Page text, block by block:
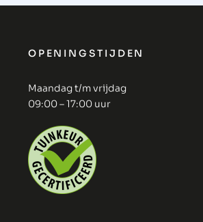
OPENINGSTIJDEN
Maandag t/m vrijdag
09:00 – 17:00 uur